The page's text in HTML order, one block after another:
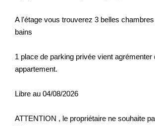
A l'étage vous trouverez 3 belles
bains
1 place de parking privée vient agrémenter
appartement.
Libre au 04/08/2026
ATTENTION , le propriétaire ne souhaite